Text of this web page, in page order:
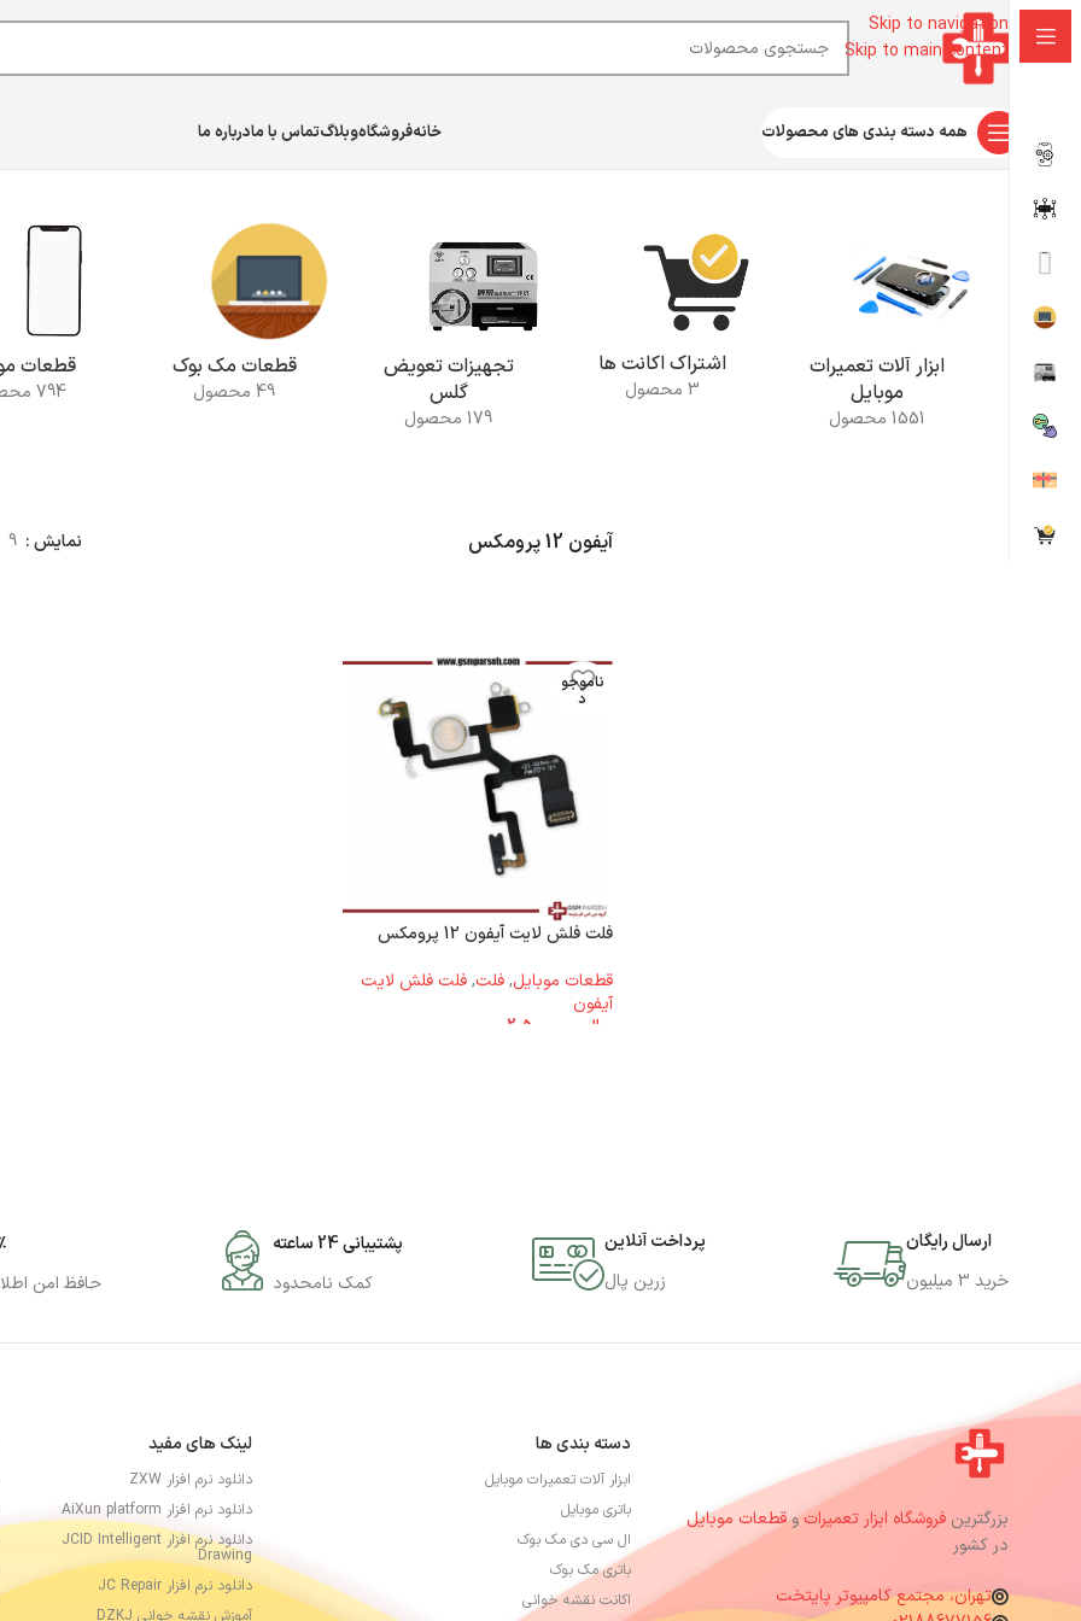
Skip to navigation
Skip to main content
همه دسته بندی های محصولات خانهفروشگاهوبلاگتماس با مادرباره ما
خانه
ابزار آلات تعمیرات
موبایل
1551 محصول
اشتراک اکانت ها
3 محصول
تجهیزات تعویض
گلس
179 محصول
قطعات مک بوک
49 محصول
قطعات
794 محصول
آیفون 12 پرومکس نمایش 9
ناموجو
د
فلت فلش لایت آیفون 12 پرومکس
قطعات موبایل,فلت,فلت فلش لايت
آیفون
ریال
ارسال رایگان
خرید 3 میلیون
پرداخت آنلاین
زرین پال
پشتیبانی 24 ساعته
کمک نامحدود
حافظ امن
بزرگترین فروشگاه ابزار تعمیراتوقطعات موبایل
در کشور
تهران، مجتمع کامپیوتر پایتخت
دسته بندی ها
ابزار آلات تعمیرات موبایل
باتری موبایل
ال سی دی مک بوک
باتری مک بوک
اکانت نقشه خوانی
لینک های مفید
دانلود نرم افزار ZXW
دانلود نرم افزار AiXun platform
دانلود نرم افزار JCID Intelligent
Drawing
دانلود نرم افزار JC Repair
آموزش نقشه خوانی DZKJ